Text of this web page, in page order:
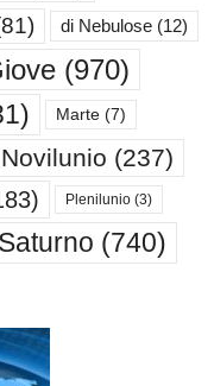
di Nebulose (12)
(970)
Marte (7)
Novilunio (237)
Plenilunio (3)
Saturno (740)